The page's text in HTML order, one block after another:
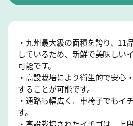
・九州最大級の面積を誇り、11
しているため、新鮮で美味しい
可能です。
・高設栽培により衛生的で安心
することが可能です。
・通路も幅広く、車椅子でもイ
す。
・高設栽培されたイチゴは、上